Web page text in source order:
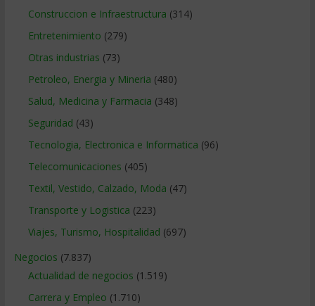
Construccion e Infraestructura (314)
Entretenimiento (279)
Otras industrias (73)
Petroleo, Energia y Mineria (480)
Salud, Medicina y Farmacia (348)
Seguridad (43)
Tecnologia, Electronica e Informatica (96)
Telecomunicaciones (405)
Textil, Vestido, Calzado, Moda (47)
Transporte y Logistica (223)
Viajes, Turismo, Hospitalidad (697)
Negocios (7.837)
Actualidad de negocios (1.519)
Carrera y Empleo (1.710)